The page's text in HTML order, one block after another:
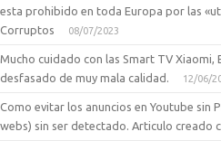
esta prohibido en toda Europa por las
Corruptos
08/07/2023
Mucho cuidado con las Smart TV
desfasado de muy mala calidad.
12/06/
Como evitar los anuncios en Youtube sin
webs) sin ser detectado. Articulo creado